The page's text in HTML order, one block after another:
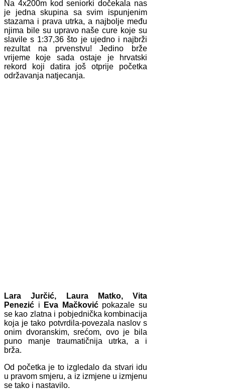
Na 4x200m kod seniorki dočekala nas
je jedna skupina sa svim ispunjenim
stazama i prava utrka, a najbolje među
njima bile su upravo naše cure koje su
slavile s 1:37,36 što je ujedno i najbrži
rezultat na prvenstvu! Jedino brže
vrijeme koje sada ostaje je hrvatski
rekord koji datira još otprije početka
održavanja natjecanja.
Lara Jurčić, Laura Matko, Vita
Penezić i Eva Mačkovićpokazale su
se kao zlatna i pobjednička kombinacija
koja je tako potvrdila-povezala naslov s
onim dvoranskim, srećom, ovo je bila
puno manje traumatičnija utrka, a i
brža.
Od početka je to izgledalo da stvari idu
u pravom smjeru, a iz izmjene u izmjenu
se tako i nastavilo.